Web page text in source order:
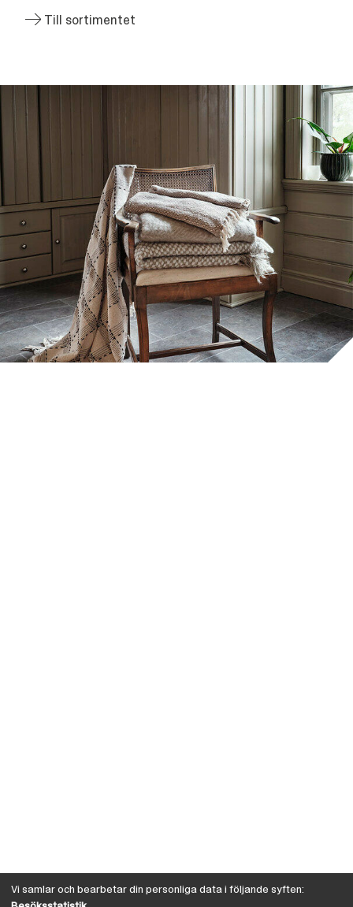
Till sortimentet
Vi samlar och bearbetar din personliga data i följande syften: